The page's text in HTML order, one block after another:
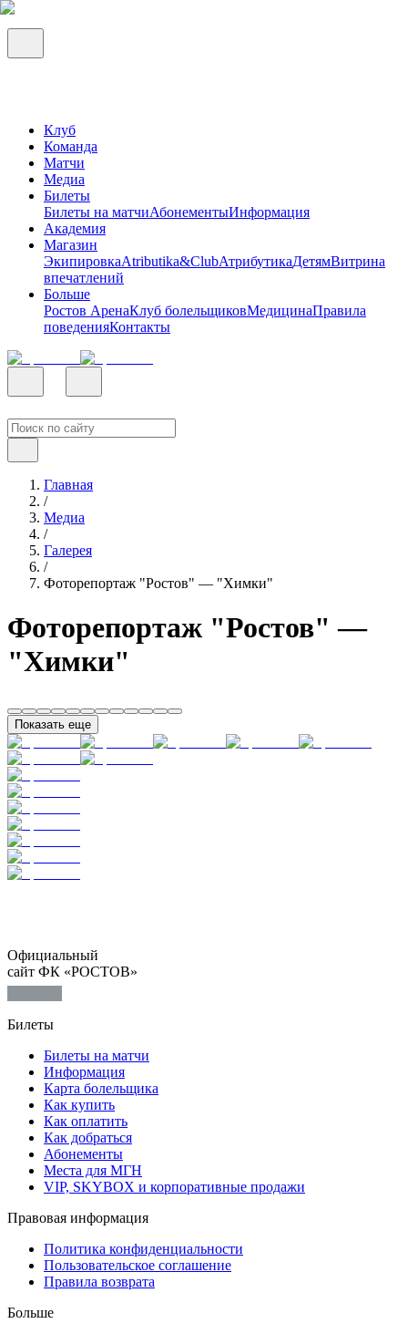
Клуб
Команда
Матчи
Медиа
Билеты
Билеты на матчиАбонементыИнформация
Академия
Магазин
ЭкипировкаAtributika&ClubАтрибутикаДетямВитрина
впечатлений
Больше
Ростов АренаКлуб болельщиковМедицинаПравила
поведенияКонтакты
Главная
/
Медиа
/
Галерея
/
Фоторепортаж "Ростов" — "Химки"
Фоторепортаж "Ростов" —
"Химки"
Показать еще
Официальный
сайт ФК «РОСТОВ»
Билеты
Билеты на матчи
Информация
Карта болельщика
Как купить
Как оплатить
Как добраться
Абонементы
Места для МГН
VIP, SKYBOX и корпоративные продажи
Правовая информация
Политика конфиденциальности
Пользовательское соглашение
Правила возврата
Больше